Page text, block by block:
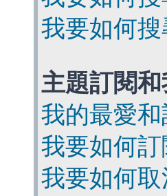
我要如何
主題訂閱
我的最愛
我要如何
我要如何取